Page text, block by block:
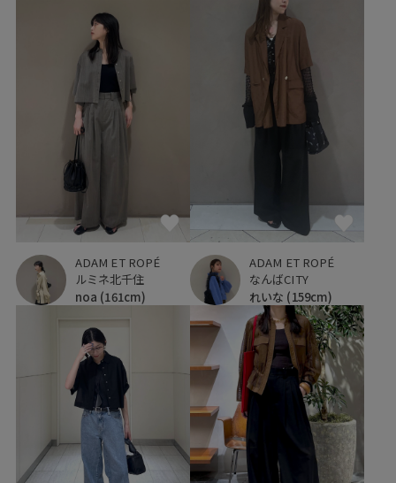
ADAM ET ROPÉ
ルミネ北千住
noa (161cm)
ADAM ET ROPÉ
なんばCITY
れいな (159cm)